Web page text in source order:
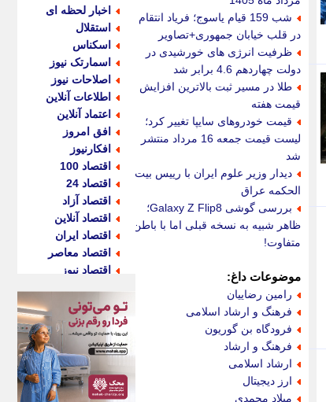
شب 159 قیام یاسوج؛ فریاد انتقام
در قلب خیابان جمهوری+تصاویر
ظرفیت انرژی های خورشیدی در
دولت چهاردهم 4.6 برابر شد
طلا در مسیر ثبت بالاترین افزایش
قیمت هفته
قیمت خودروهای سایپا تغییر کرد؛
لیست قیمت جمعه 16 مرداد منتشر
شد
دیدار وزیر علوم ایران با رییس بیت
الحکمه عراق
بررسی گوشی Galaxy Z Flip8؛
ظاهر شبیه به نسخه قبلی اما با باطن
متفاوت!
موضوعات داغ:
رامین رضاییان
فرهنگ و ارشاد اسلامی
فرودگاه بن گوریون
فرهنگ و ارشاد
ارشاد اسلامی
ارز دیجیتال
میلاد محمدی
اخبار لحظه ای
استقلال
اسکناس
اسمارتک نیوز
اصلاحات نیوز
اطلاعات آنلاین
اعتماد آنلاین
افق امروز
افکارنیوز
اقتصاد 100
اقتصاد 24
اقتصاد آزاد
اقتصاد آنلاین
اقتصاد ایران
اقتصاد معاصر
اقتصاد نیوز
اکوفارس
اکونگار
اکونیوز
الف
انتشار آنلاین
اندیشه قرن